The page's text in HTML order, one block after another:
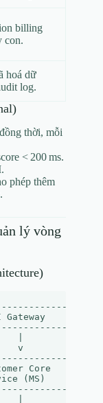
billing
con.
hoá dữ
log.
thời, mỗi
< 200 ms.
phép thêm
lý vòng
+
Gateway     |
+
v
+
Core   |
(MS)    |
+